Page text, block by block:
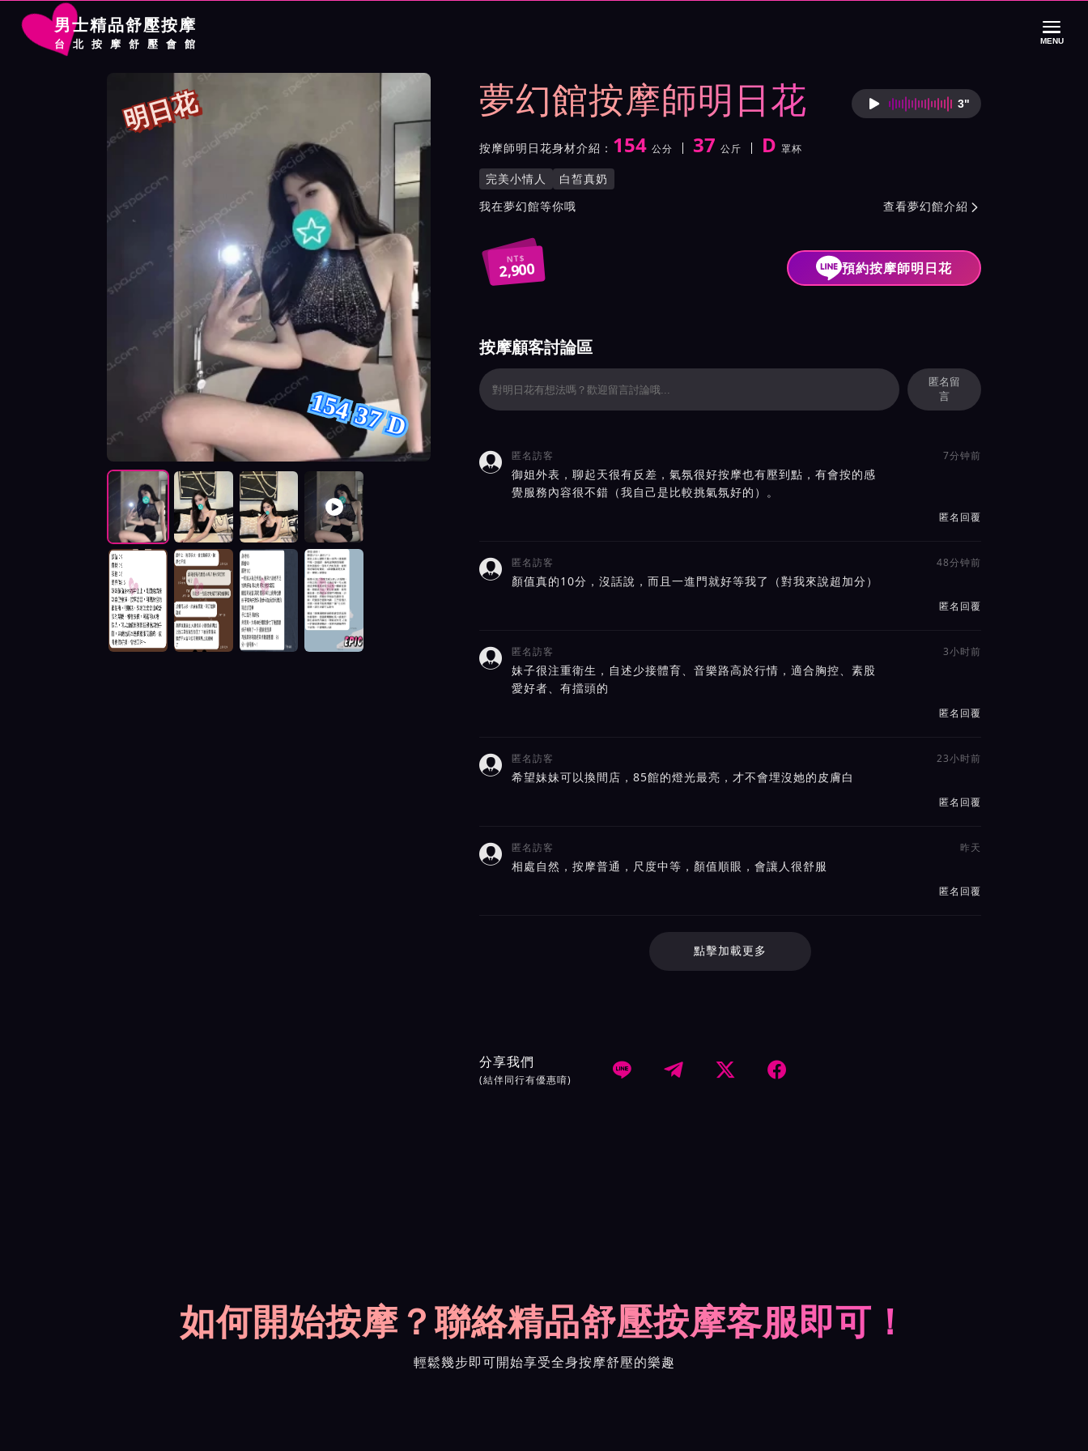
男士精品舒壓按摩
台北按摩舒壓會館 MENU
夢幻館按摩師明日花 按摩師明日花語音
3"
按摩師明日花身材介紹： 身高
154 公分
體重 37 公斤
罩杯 D 罩杯
按摩師明日花服務風格與特色
完美小情人 白皙真奶
按摩師明日花所屬按摩會館介紹與班表
我在夢幻館等你哦 查看夢幻館介紹 
NT$
2,900 預約按摩師明日花
夢幻館按摩師明日花照片展示與影片介紹及客戶評價截屏
明日花
154 37 D
按摩師明日花照片展示與影片介紹及客戶評價截屏展示
按摩顧客討論區
匿名留
言
 匿名訪客 7分钟前
御姐外表，聊起天很有反差，氣氛很好按摩也有壓到點，有會按的感
覺服務內容很不錯（我自己是比較挑氣氛好的）。
匿名回覆
 匿名訪客 48分钟前
顏值真的10分，沒話說，而且一進門就好等我了（對我來說超加分）
匿名回覆
 匿名訪客 3小时前
妹子很注重衛生，自述少接體育、音樂路高於行情，適合胸控、素股
愛好者、有擋頭的
匿名回覆
 匿名訪客 23小时前
希望妹妹可以換間店，85館的燈光最亮，才不會埋沒她的皮膚白
匿名回覆
 匿名訪客 昨天
相處自然，按摩普通，尺度中等，顏值順眼，會讓人很舒服
匿名回覆
點擊加載更多
分享我們
(結伴同行有優惠唷)
   
如何開始按摩？聯絡精品舒壓按摩客服即可！
輕鬆幾步即可開始享受全身按摩舒壓的樂趣